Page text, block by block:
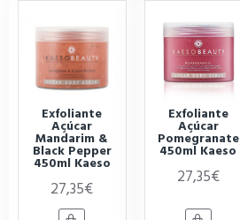
Exfoliante
Açúcar
Mandarim &
Black Pepper
450ml Kaeso
27,35€
Exfoliante
Açúcar
Pomegranate
450ml Kaeso
27,35€